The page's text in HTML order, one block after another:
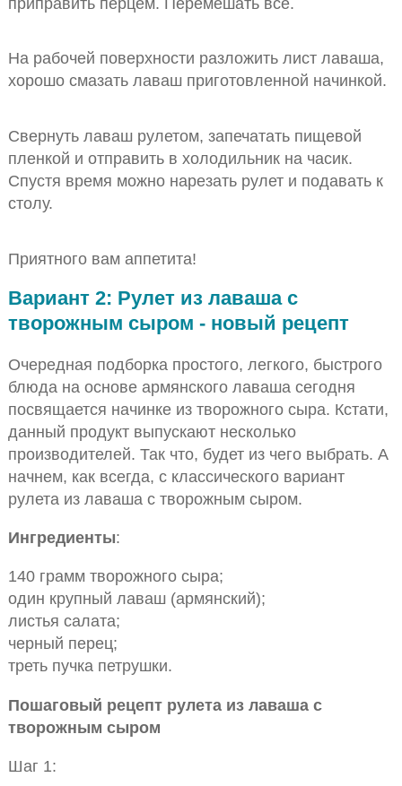
На рабочей поверхности разложить лист лаваша,
хорошо смазать лаваш приготовленной начинкой.
Свернуть лаваш рулетом, запечатать пищевой
пленкой и отправить в холодильник на часик.
Спустя время можно нарезать рулет и подавать к
столу.
Приятного вам аппетита!
Вариант 2: Рулет из лаваша с
творожным сыром - новый рецепт
Очередная подборка простого, легкого, быстрого
блюда на основе армянского лаваша сегодня
посвящается начинке из творожного сыра. Кстати,
данный продукт выпускают несколько
производителей. Так что, будет из чего выбрать. А
начнем, как всегда, с классического вариант
рулета из лаваша с творожным сыром.
Ингредиенты:
140 грамм творожного сыра;
один крупный лаваш (армянский);
листья салата;
черный перец;
треть пучка петрушки.
Пошаговый рецепт рулета из лаваша с
творожным сыром
Шаг 1: